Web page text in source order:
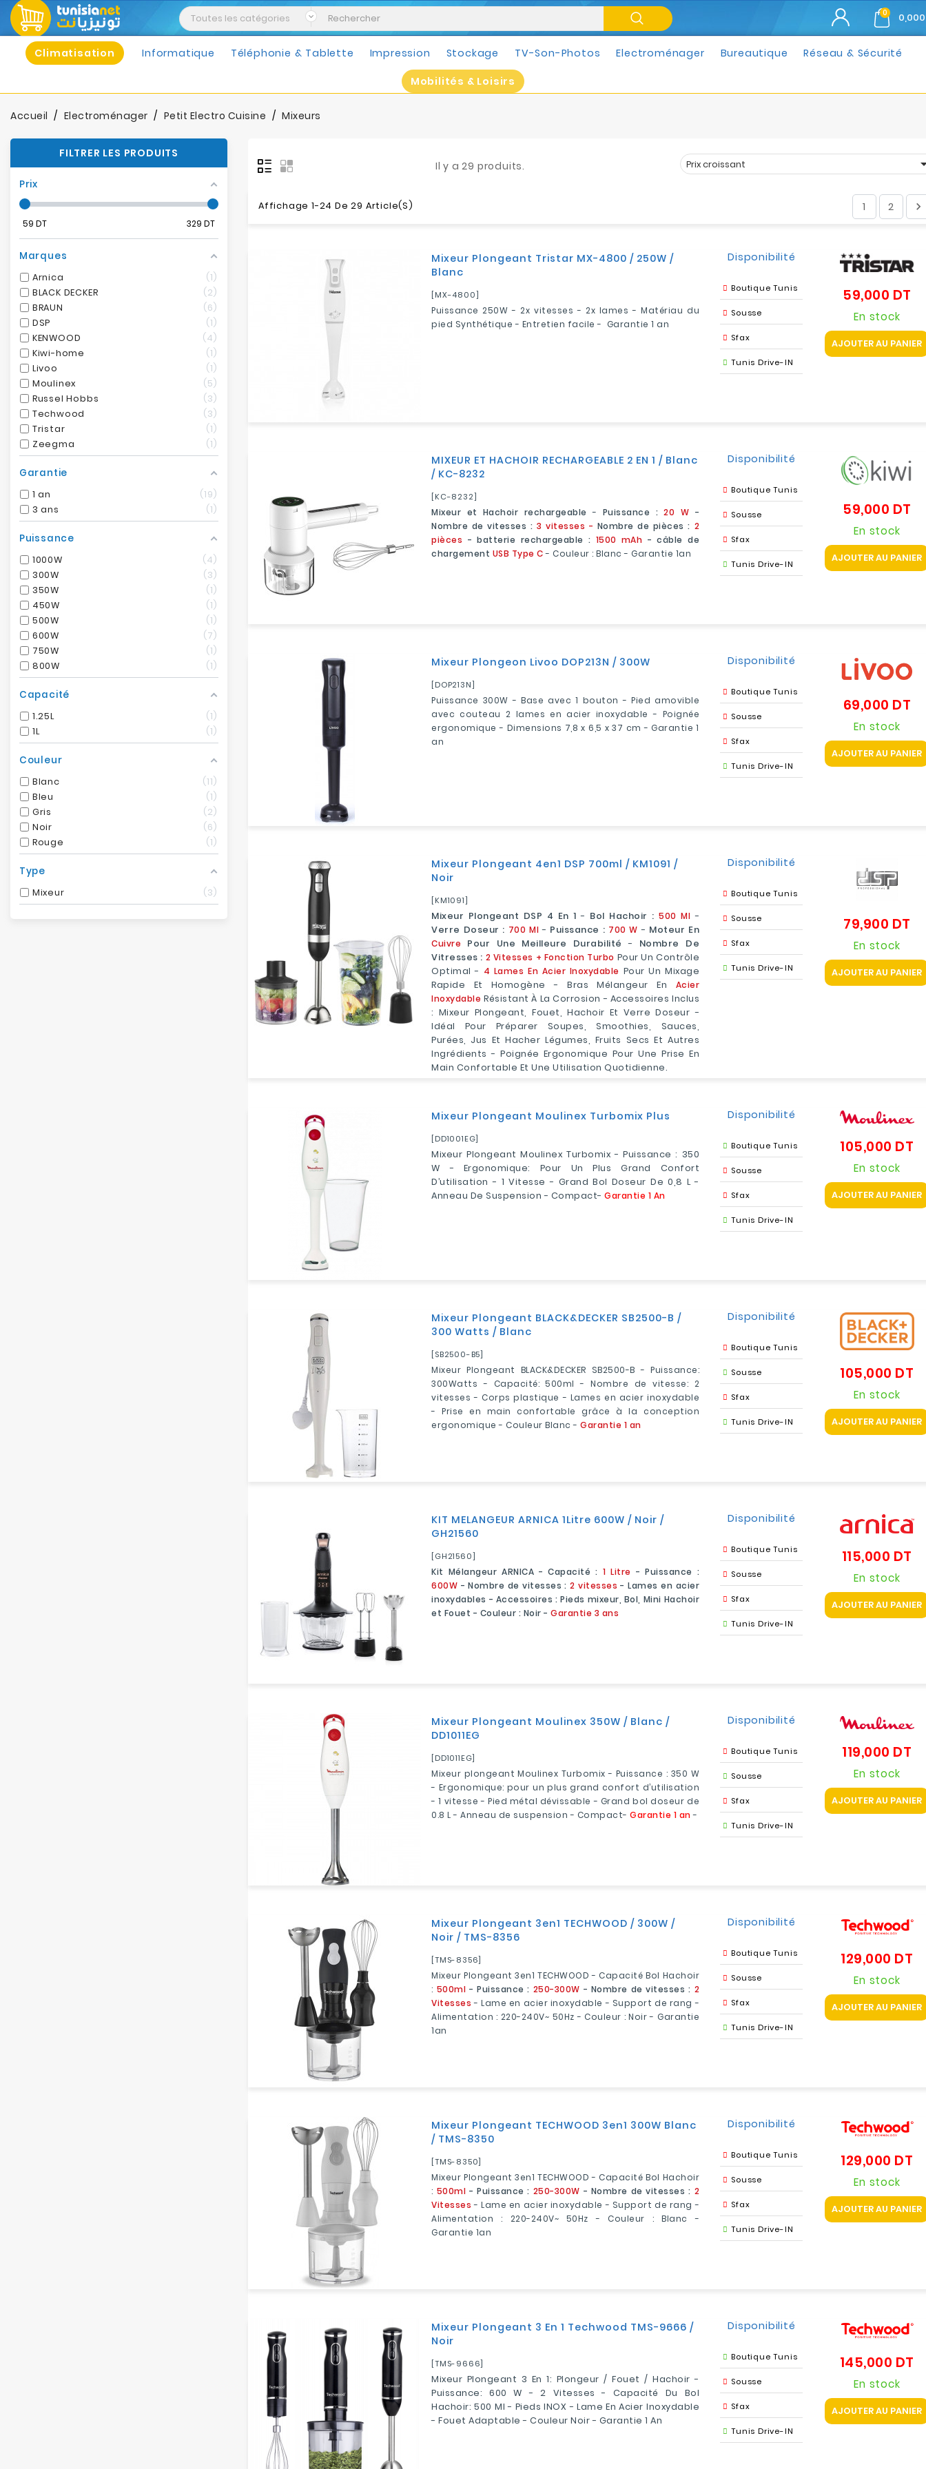
0
Climatisation Informatique Téléphonie & Tablette Impression Stockage TV-Son-Photos Electroménager Bureautique Réseau & Sécurité
Mobilités & Loisirs
Accueil Electroménager Petit Electro Cuisine Mixeurs
FILTRER LES PRODUITS
Prix
59 DT 329 DT
Marques
Arnica
1
BLACK DECKER
2
BRAUN
6
DSP
1
KENWOOD
4
Kiwi-home
1
Livoo
1
Moulinex
5
Russel Hobbs
3
Techwood
3
Tristar
1
Zeegma
1
Garantie
1 an
19
3 ans
1
Puissance
1000W
4
300W
3
350W
1
450W
1
500W
1
600W
7
750W
1
800W
1
Capacité
1.25L
1
1L
1
Couleur
Blanc
11
Bleu
1
Gris
2
Noir
6
Rouge
1
Type
Mixeur 3
Il y a 29 produits. Prix croissant
Affichage 1-24 De 29 Article(s) 1 2 
Mixeur Plongeant Tristar MX-4800 / 250W /
Blanc
[MX-4800]
Puissance 250W - 2x vitesses - 2x lames - Matériau du
pied Synthétique - Entretien facile - Garantie 1 an
Disponibilité
Boutique Tunis
Sousse
Sfax
Tunis Drive-IN
59,000 DT
En stock
AJOUTER AU PANIER
MIXEUR ET HACHOIR RECHARGEABLE 2 EN 1 / Blanc
/ KC-8232
[KC-8232]
Mixeur et Hachoir rechargeable - Puissance : 20 W -
Nombre de vitesses : 3 vitesses - Nombre de pièces : 2
pièces - batterie rechargeable : 1500 mAh - câble de
chargement USB Type C- Couleur : Blanc - Garantie 1an
Disponibilité
Boutique Tunis
Sousse
Sfax
Tunis Drive-IN
59,000 DT
En stock
AJOUTER AU PANIER
Mixeur Plongeon Livoo DOP213N / 300W
[DOP213N]
Puissance 300W - Base avec 1 bouton - Pied amovible
avec couteau 2 lames en acier inoxydable - Poignée
ergonomique - Dimensions 7,8 x 6,5 x 37 cm - Garantie 1
an
Disponibilité
Boutique Tunis
Sousse
Sfax
Tunis Drive-IN
69,000 DT
En stock
AJOUTER AU PANIER
Mixeur Plongeant 4en1 DSP 700ml / KM1091 /
Noir
[KM1091]
Mixeur Plongeant DSP 4 En 1 - Bol Hachoir : 500 Ml -
Verre Doseur : 700 Ml - Puissance : 700 W - Moteur En
Cuivre
Pour Une Meilleure Durabilité - Nombre De
Vitresses : 2 Vitesses + Fonction Turbo Pour Un Contrôle
Optimal - 4 Lames En Acier Inoxydable Pour Un Mixage
Rapide Et Homogène - Bras Mélangeur En Acier
Inoxydable Résistant À La Corrosion - Accessoires Inclus
: Mixeur Plongeant, Fouet, Hachoir Et Verre Doseur -
Idéal Pour Préparer Soupes, Smoothies, Sauces,
Purées, Jus Et Hacher Légumes, Fruits Secs Et Autres
Ingrédients - Poignée Ergonomique Pour Une Prise En
Main Confortable Et Une Utilisation Quotidienne.
Disponibilité
Boutique Tunis
Sousse
Sfax
Tunis Drive-IN
79,900 DT
En stock
AJOUTER AU PANIER
Mixeur Plongeant Moulinex Turbomix Plus
[DD1001EG]
Mixeur Plongeant Moulinex Turbomix - Puissance : 350
W - Ergonomique: Pour Un Plus Grand Confort
D’utilisation - 1 Vitesse - Grand Bol Doseur De 0,8 L -
Anneau De Suspension - Compact-Garantie 1 An
Disponibilité
Boutique Tunis
Sousse
Sfax
Tunis Drive-IN
105,000 DT
En stock
AJOUTER AU PANIER
Mixeur Plongeant BLACK&DECKER SB2500-B /
300 Watts / Blanc
[SB2500-B5]
Mixeur Plongeant BLACK&DECKER SB2500-B - Puissance:
300Watts - Capacité: 500ml - Nombre de vitesse: 2
vitesses - Corps plastique - Lames en acier inoxydable
- Prise en main confortable grâce à la conception
ergonomique - Couleur Blanc -Garantie 1 an
Disponibilité
Boutique Tunis
Sousse
Sfax
Tunis Drive-IN
105,000 DT
En stock
AJOUTER AU PANIER
KIT MELANGEUR ARNICA 1Litre 600W / Noir /
GH21560
[GH21560]
Kit Mélangeur ARNICA - Capacité : 1 Litre - Puissance :
600W - Nombre de vitesses :2 vitesses- Lames en acier
inoxydables - Accessoires : Pieds mixeur, Bol, Mini Hachoir
et Fouet - Couleur : Noir -Garantie 3 ans
Disponibilité
Boutique Tunis
Sousse
Sfax
Tunis Drive-IN
115,000 DT
En stock
AJOUTER AU PANIER
Mixeur Plongeant Moulinex 350W / Blanc /
DD1011EG
[DD1011EG]
Mixeur plongeant Moulinex Turbomix - Puissance : 350 W
- Ergonomique: pour un plus grand confort d’utilisation
- 1 vitesse - Pied métal dévissable - Grand bol doseur de
0.8 L - Anneau de suspension - Compact-Garantie 1 an-
Disponibilité
Boutique Tunis
Sousse
Sfax
Tunis Drive-IN
119,000 DT
En stock
AJOUTER AU PANIER
Mixeur Plongeant 3en1 TECHWOOD / 300W /
Noir / TMS-8356
[TMS-8356]
Mixeur Plongeant 3en1 TECHWOOD - Capacité Bol Hachoir
: 500ml - Puissance : 250-300W - Nombre de vitesses : 2
Vitesses - Lame en acier inoxydable - Support de rang -
Alimentation : 220-240V~ 50Hz - Couleur : Noir - Garantie
1an
Disponibilité
Boutique Tunis
Sousse
Sfax
Tunis Drive-IN
129,000 DT
En stock
AJOUTER AU PANIER
Mixeur Plongeant TECHWOOD 3en1 300W Blanc
/ TMS-8350
[TMS-8350]
Mixeur Plongeant 3en1 TECHWOOD - Capacité Bol Hachoir
: 500ml - Puissance : 250-300W - Nombre de vitesses : 2
Vitesses - Lame en acier inoxydable - Support de rang -
Alimentation : 220-240V~ 50Hz - Couleur : Blanc -
Garantie 1an
Disponibilité
Boutique Tunis
Sousse
Sfax
Tunis Drive-IN
129,000 DT
En stock
AJOUTER AU PANIER
Mixeur Plongeant 3 En 1 Techwood TMS-9666 /
Noir
[TMS-9666]
Mixeur Plongeant 3 En 1: Plongeur / Fouet / Hachoir -
Puissance: 600 W - 2 Vitesses - Capacité Du Bol
Hachoir: 500 Ml - Pieds INOX - Lame En Acier Inoxydable
- Fouet Adaptable - Couleur Noir - Garantie 1 An
Disponibilité
Boutique Tunis
Sousse
Sfax
Tunis Drive-IN
145,000 DT
En stock
AJOUTER AU PANIER